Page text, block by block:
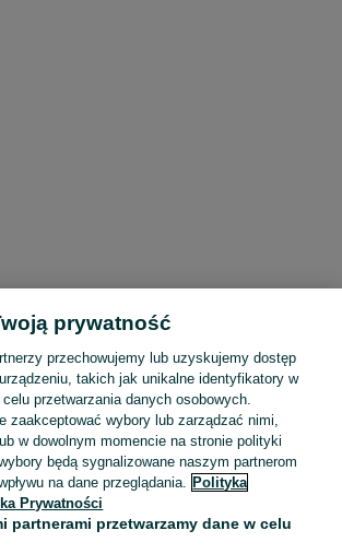
nie jest już dostępne
prywatność
przechowujemy lub uzyskujemy dostęp
takich jak unikalne identyfikatory w
przetwarzania danych osobowych.
zaakceptować wybory lub zarządzać nimi,
w dowolnym momencie na stronie polityki
będą sygnalizowane naszym partnerom
na dane przeglądania. Polityka
Prywatności
partnerami przetwarzamy dane w celu